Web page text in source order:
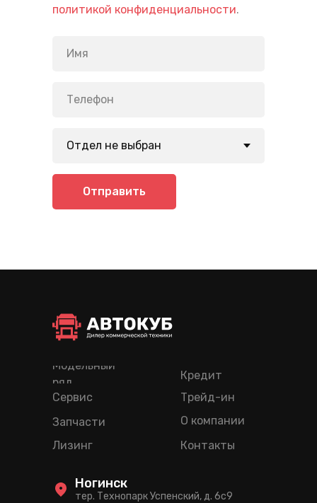
политикой конфиденциальности.
Отправить
Лизинг
Кредит
Трейд-ин
Модельный
ряд
Сервис
Запчасти
О компании
Контакты
тер. Технопарк Успенский, д. 6c9
Ногинск